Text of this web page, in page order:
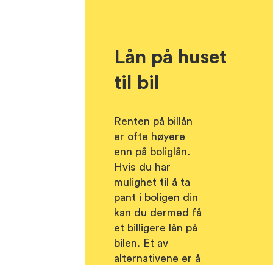
Lån på huset
til bil
Renten på billån
er ofte høyere
enn på boliglån.
Hvis du har
mulighet til å ta
pant i boligen din
kan du dermed få
et billigere lån på
bilen. Et av
alternativene er å